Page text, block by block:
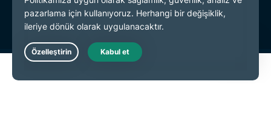
Çerez Tercihleri